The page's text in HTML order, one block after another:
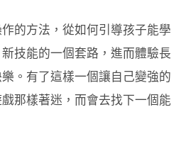
的方法，從如何引導孩子能學
技能的一個套路，進而體驗長
。有了這樣一個讓自己變強的
那樣著迷，而會去找下一個能